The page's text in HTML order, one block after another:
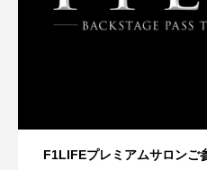
F1LIFEプレミアムサロンご